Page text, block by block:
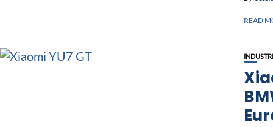
READ